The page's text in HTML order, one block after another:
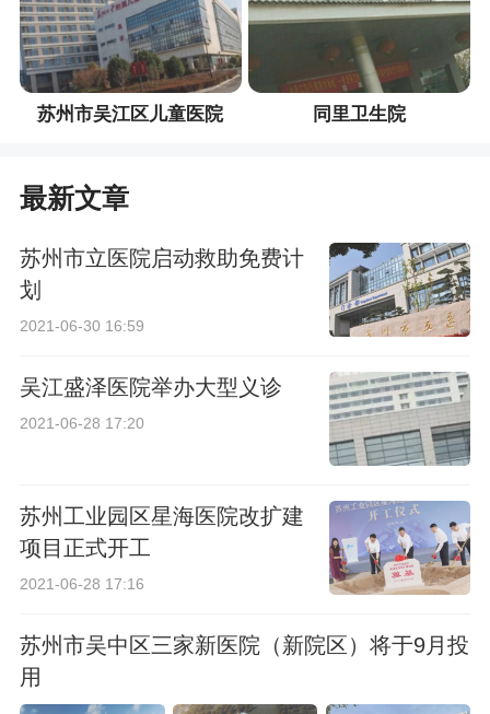
苏州市吴江区儿童医院 同里卫生院
最新文章
苏州市立医院启动救助免费计
划
2021-06-30 16:59
吴江盛泽医院举办大型义诊
2021-06-28 17:20
苏州工业园区星海医院改扩建
项目正式开工
2021-06-28 17:16
苏州市吴中区三家新医院（新院区）将于9月投
用